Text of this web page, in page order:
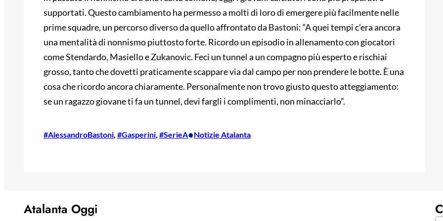
supportati. Questo cambiamento ha permesso a molti di loro di emergere più facilmente nelle
prime squadre, un percorso diverso da quello affrontato da Bastoni: “A quei tempi c’era ancora
una mentalità di nonnismo piuttosto forte. Ricordo un episodio in allenamento con giocatori
come Stendardo, Masiello e Zukanovic. Feci un tunnel a un compagno più esperto e rischiai
grosso, tanto che dovetti praticamente scappare via dal campo per non prendere le botte. È una
cosa che ricordo ancora chiaramente. Personalmente non trovo giusto questo atteggiamento:
se un ragazzo giovane ti fa un tunnel, devi fargli i complimenti, non minacciarlo”.
#AlessandroBastoni, #Gasperini, #SerieA•Notizie Atalanta
Atalanta Oggi